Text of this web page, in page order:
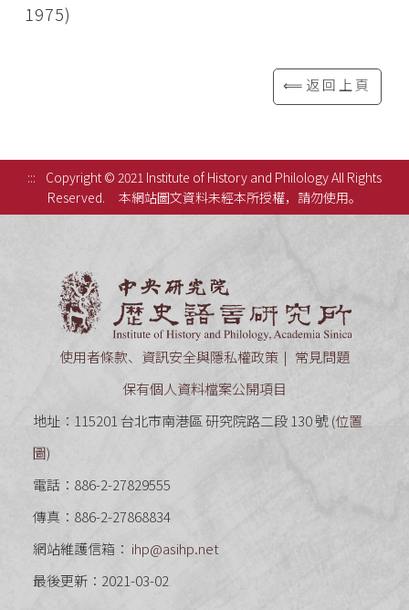
1975)
⟸返回上頁
:::
Copyright © 2021 Institute of History and Philology All Rights
Reserved.
本網站圖文資料未經本所授權，請勿使用。
使用者條款、資訊安全與隱私權政策
常見問題
保有個人資料檔案公開項目
地址：115201 台北市南港區 研究院路二段 130 號 (位置
圖)
電話：886-2-27829555
傳真：886-2-27868834
網站維護信箱： ihp@asihp.net
最後更新：2021-03-02